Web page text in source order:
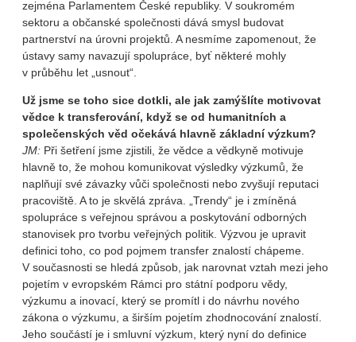
zejména Parlamentem České republiky. V soukromém
sektoru a občanské společnosti dává smysl budovat
partnerství na úrovni projektů. A nesmíme zapomenout, že
ústavy samy navazují spolupráce, byť některé mohly
v průběhu let „usnout“.
Už jsme se toho sice dotkli, ale jak zamýšlíte motivovat
vědce k transferování, když se od humanitních a
společenských věd očekává hlavně základní výzkum?
JM: Při šetření jsme zjistili, že vědce a vědkyně motivuje
hlavně to, že mohou komunikovat výsledky výzkumů, že
naplňují své závazky vůči společnosti nebo zvyšují reputaci
pracoviště. A to je skvělá zpráva. „Trendy“ je i zmíněná
spolupráce s veřejnou správou a poskytování odborných
stanovisek pro tvorbu veřejných politik. Výzvou je upravit
definici toho, co pod pojmem transfer znalostí chápeme.
V současnosti se hledá způsob, jak narovnat vztah mezi jeho
pojetím v evropském Rámci pro státní podporu vědy,
výzkumu a inovací, který se promítl i do návrhu nového
zákona o výzkumu, a širším pojetím zhodnocování znalostí.
Jeho součástí je i smluvní výzkum, který nyní do definice